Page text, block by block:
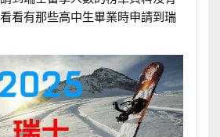
看有那些高中生畢業時申請到瑞